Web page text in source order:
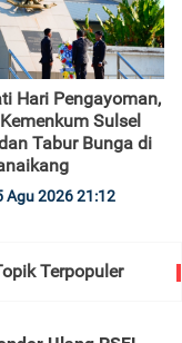
Hari Pengayoman,
Sulsel
Tabur Bunga di
Agu 2026 21:12
Terpopuler